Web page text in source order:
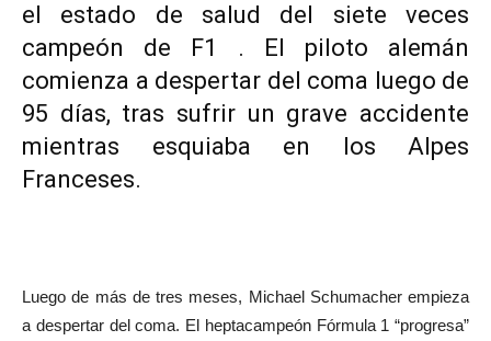
el estado de salud del siete veces
campeón de F1 . El piloto alemán
comienza a despertar del coma luego de
95 días, tras sufrir un grave accidente
mientras esquiaba en los Alpes
Franceses.
Luego de más de tres meses, Michael Schumacher empieza
a despertar del coma. El heptacampeón Fórmula 1 “progresa”